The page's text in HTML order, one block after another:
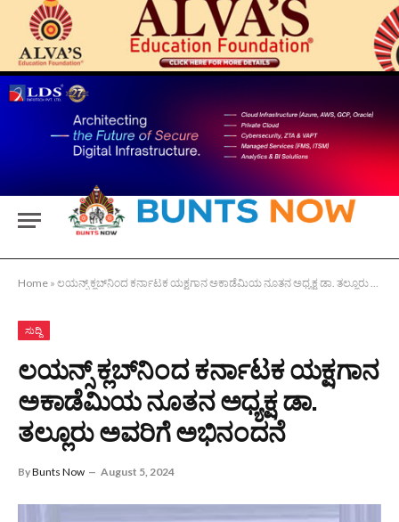
Home » ಲಯನ್ಸ್ ಕ್ಲಬ್‌ನಿಂದ ಕರ್ನಾಟಕ ಯಕ್ಷಗಾನ ಅಕಾಡೆಮಿಯ ನೂತನ ಅಧ್ಯಕ್ಷ ಡಾ. ತಲ್ಲೂರು ಅವರಿಗೆ ಅಭಿನಂದನೆ
ಸುದ್ದಿ
ಲಯನ್ಸ್ ಕ್ಲಬ್‌ನಿಂದ ಕರ್ನಾಟಕ ಯಕ್ಷಗಾನ
ಅಕಾಡೆಮಿಯ ನೂತನ ಅಧ್ಯಕ್ಷ ಡಾ.
ತಲ್ಲೂರು ಅವರಿಗೆ ಅಭಿನಂದನೆ
ByBunts Now August 5, 2024